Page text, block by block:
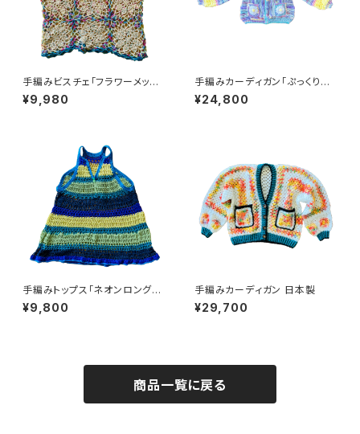
手編みビスチェ「フラワーメッシ
ュ」日本製
¥9,980
手編みカーディガン「ぷっくりデ
イジーポケットのヘキサゴンカ
ーディガン」日本製
¥24,800
手編みトップス「ネオンロングビ
スチェ」日本製
¥9,800
手編みカーディガン 日本製
¥29,700
商品一覧に戻る